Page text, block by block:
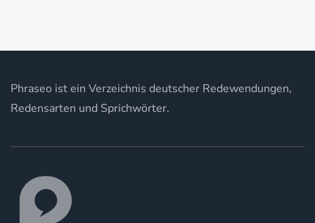
Phraseo ist ein Verzeichnis deutscher Redewendungen,
Redensarten und Sprichwörter.